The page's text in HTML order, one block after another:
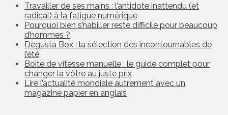
Travailler de ses mains : l’antidote inattendu (et
radical) à la fatigue numérique
Pourquoi bien s’habiller reste difficile pour beaucoup
d’hommes ?
Degusta Box : la sélection des incontournables de
l’été
Boîte de vitesse manuelle : le guide complet pour
changer la vôtre au juste prix
Lire l’actualité mondiale autrement avec un
magazine papier en anglais